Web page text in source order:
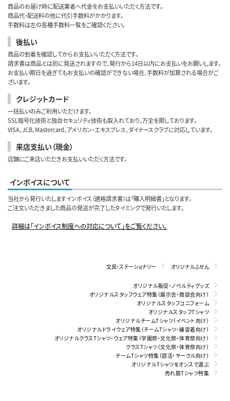
商品のお届け時に配送業者へ代金をお支払いいただく方法です。
商品代・配送料の他に代引手数料がかかります。
手数料は左の各種手数料一覧をご確認ください。
後払い
商品の到着を確認してからお支払いいただく方法です。
請求書は商品とは別に発送されますので、発行から14日以内にお支払いをお願いします。
お支払い期日を過ぎてもお支払いの確認ができない場合、手数料が加算される場合がご
ざいます。
クレジットカード
一括払いのみご利用いただけます。
SSL暗号化技術と独自セキュリティ技術も取入れており、万全を期しております。
VISA、JCB、Mastercard、アメリカン・エキスプレス、ダイナースクラブに対応しています。
来店支払い（現金）
店舗にご来店いただきお支払いいただく方法です。
インボイスについて
当社から発行いたしますインボイス（適格請求書）は「購入明細書」となります。
ご注文いただきました商品の発送が完了したタイミングで発行いたします。
詳細は「インボイス制度への対応について」をご覧ください。
文具・ステーショナリー オリジナルふせん
オリジナル販促・ノベルティグッズ
オリジナルスタッフウェア特集（展示会・商談会向け）
オリジナルスタッフユニフォーム
オリジナルスタッフTシャツ
オリジナルチームTシャツ（イベント向け）
オリジナルドライウェア特集（チームTシャツ・練習着向け）
オリジナルクラスTシャツ・ウェア特集（学園祭・文化祭・体育祭向け）
クラスTシャツ（文化祭・体育祭向け）
チームTシャツ特集（部活・サークル向け）
オリジナルTシャツをオンスで選ぶ
売れ筋Tシャツ特集